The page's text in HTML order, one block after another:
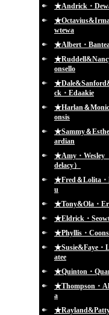
★Andrick・
wtewa
★Albert・
onsello
ck・Edaakie
★Harlan＆
onsis
★Sammy＆
ardian
★Amy・Wesley
delacy）
★Fred＆Lolita・
u
★Tony&Ola・
★Eldrick・
★Phyllis・
★Susie&Faye・
atee
★Quinton・
★Thompson・
a